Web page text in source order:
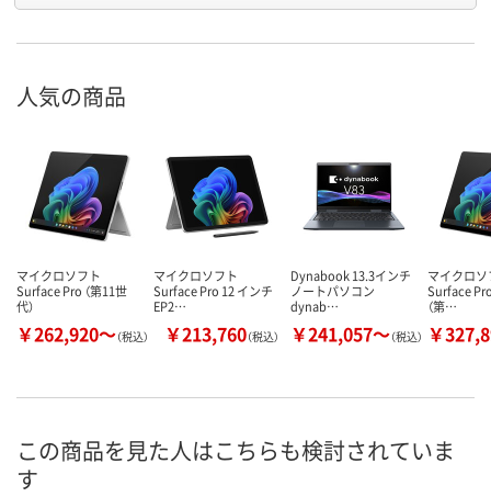
人気の商品
マイクロソフト
Surface Pro （第11世
代）
￥262,920～（税込）
マイクロソフト
Surface Pro 12 インチ
EP2…
￥213,760（税込）
Dynabook 13.3インチ
ノートパソコン
dynab…
￥241,057～（税込）
マイクロ
Surface
（第…
￥
この商品を見た人はこちらも検討されていま
す